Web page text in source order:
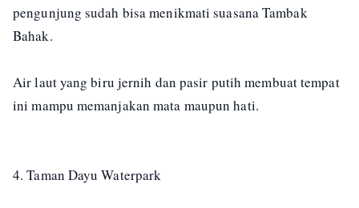
pengunjung sudah bisa menikmati suasana Tambak
Bahak.
Air laut yang biru jernih dan pasir putih membuat tempat
ini mampu memanjakan mata maupun hati.
4. Taman Dayu Waterpark